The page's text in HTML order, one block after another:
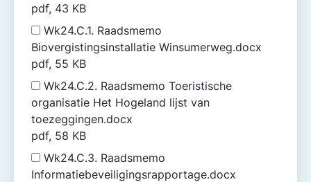
pdf, 43 KB
Wk24.C.1. Raadsmemo
Biovergistingsinstallatie Winsumerweg.docx
pdf, 55 KB
Wk24.C.2. Raadsmemo Toeristische
organisatie Het Hogeland lijst van
toezeggingen.docx
pdf, 58 KB
Wk24.C.3. Raadsmemo
Informatiebeveiligingsrapportage.docx